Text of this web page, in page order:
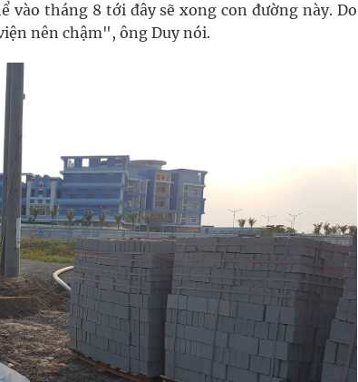
tháng 8 tới đây sẽ xong con đường này. Do
nên chậm", ông Duy nói.